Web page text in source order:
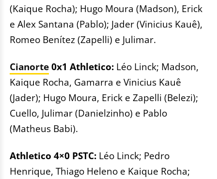
(Kaique Rocha); Hugo Moura (Madson), Erick
e Alex Santana (Pablo); Jader (Vinicius Kauê),
Romeo Benítez (Zapelli) e Julimar.
Cianorte0x1 Athletico: Léo Linck; Madson,
Kaique Rocha, Gamarra e Vinicius Kauê
(Jader); Hugo Moura, Erick e Zapelli (Belezi);
Cuello, Julimar (Danielzinho) e Pablo
(Matheus Babi).
Athletico 4×0 PSTC: Léo Linck; Pedro
Henrique, Thiago Heleno e Kaique Rocha;